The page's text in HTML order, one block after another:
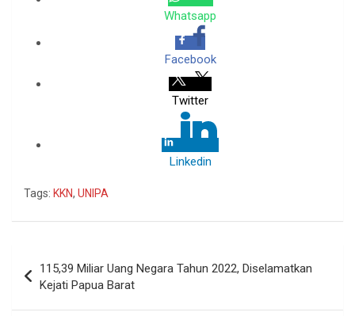
Whatsapp
Facebook
Twitter
Linkedin
Tags: KKN, UNIPA
pos
115,39 Miliar Uang Negara Tahun 2022, Diselamatkan
Kejati Papua Barat